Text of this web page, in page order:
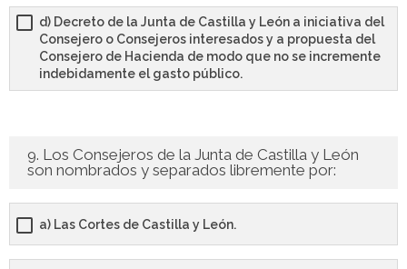
d) Decreto de la Junta de Castilla y León a iniciativa del
Consejero o Consejeros interesados y a propuesta del
Consejero de Hacienda de modo que no se incremente
indebidamente el gasto público.
9. Los Consejeros de la Junta de Castilla y León
son nombrados y separados libremente por:
a) Las Cortes de Castilla y León.